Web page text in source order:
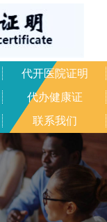
代开医院证明
代办健康证
联系我们